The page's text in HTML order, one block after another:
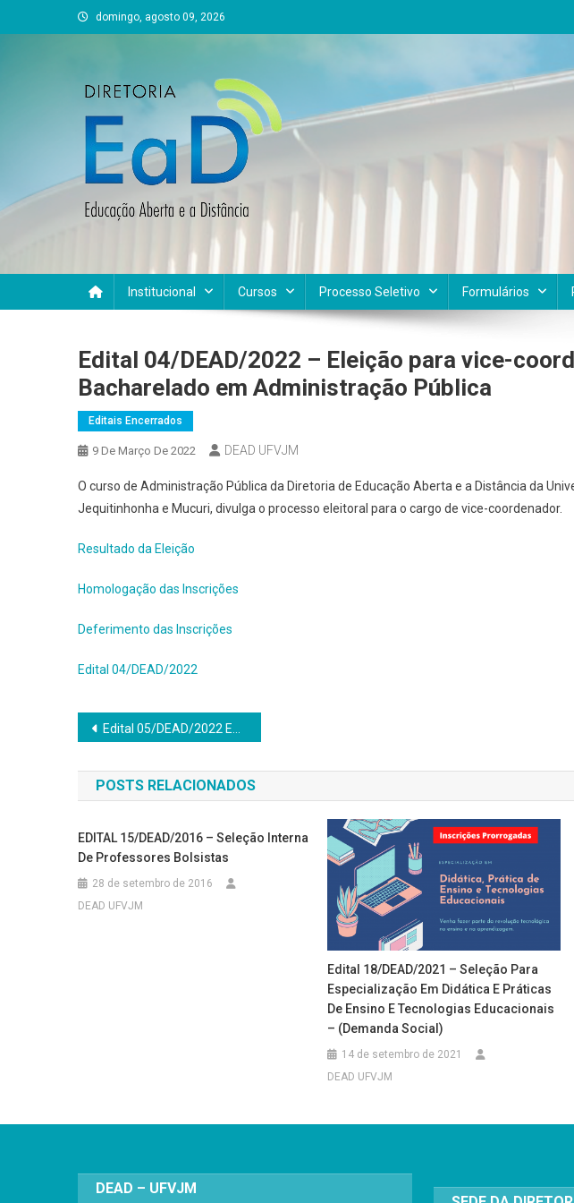
to
domingo, agosto 09, 2026
DEAD UFVJM
Institucional Cursos Processo Seletivo Formulários
Edital 04/DEAD/2022 – Eleição para vice-
Bacharelado em Administração Pública
Editais Encerrados
9 De Março De 2022 DEAD UFVJM
O curso de Administração Pública da Diretoria de Educação Aberta e a Distância da
Jequitinhonha e Mucuri, divulga o processo eleitoral para o cargo de vice-coordenador.
Resultado da Eleição
Homologação das Inscrições
Deferimento das Inscrições
Edital 04/DEAD/2022
Navegação
de
Post
Edital 05/DEAD/2022 EDITAL DE ELEIÇÃO PARA MEMBRO DOCENTE DO COLEGIADO DO CURSO
POSTS RELACIONADOS
EDITAL 15/DEAD/2016 – Seleção Interna
De Professores Bolsistas
28 de setembro de 2016
DEAD UFVJM
Edital 18/DEAD/2021 – Seleção Para
Especialização Em Didática E Práticas
De Ensino E Tecnologias Educacionais
– (Demanda Social)
14 de setembro de 2021
DEAD UFVJM
DEAD – UFVJM